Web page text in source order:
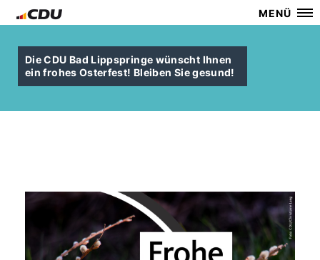
MENÜ
Die CDU Bad Lippspringe wünscht Ihnen
ein frohes Osterfest! Bleiben Sie gesund!